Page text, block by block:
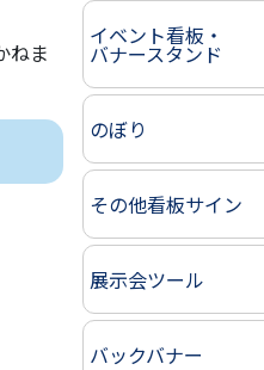
ねま
イベント看板・
バナースタンド
のぼり
その他看板サイン
展示会ツール
バックバナー